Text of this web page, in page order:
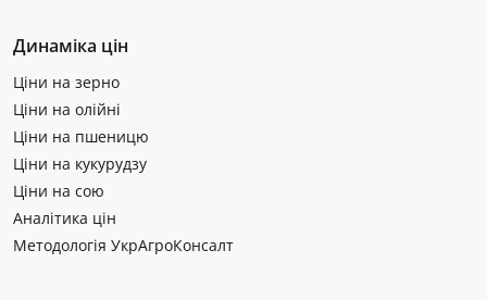
Динаміка цін
Ціни на зерно
Ціни на олійні
Ціни на пшеницю
Ціни на кукурудзу
Ціни на сою
Аналітика цін
Методологія УкрАгроКонсалт